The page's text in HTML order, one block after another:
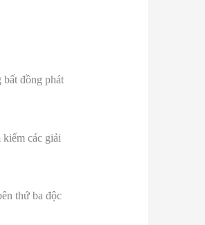
đồng phát
các giải
thứ ba độc